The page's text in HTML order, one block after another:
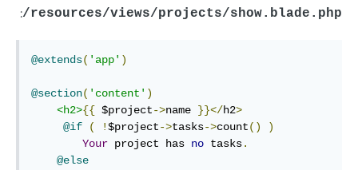
resources/views/projects/show.blade.php/
:
@extends( 'app' )
@section( 'content' )
<h2>{{ $project->name }}</h2>
@if
( !$project->tasks->count()
)
Your project has no tasks.
@else